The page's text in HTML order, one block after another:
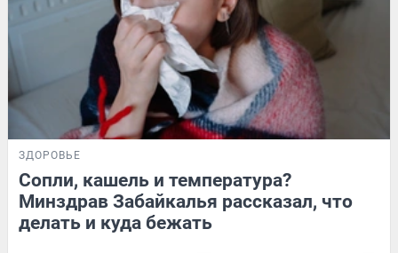
ЗДОРОВЬЕ
Сопли, кашель и температура?
Минздрав Забайкалья рассказал, что
делать и куда бежать